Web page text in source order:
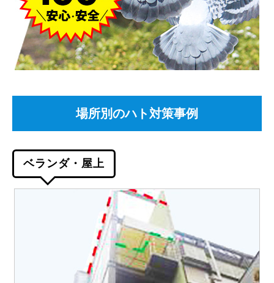
場所別のハト対策事例
ベランダ・屋上